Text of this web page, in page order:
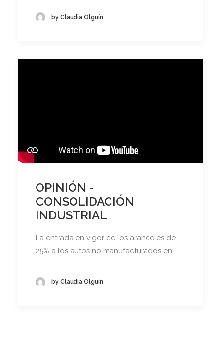
by Claudia Olguín
OPINIÓN -
CONSOLIDACIÓN
INDUSTRIAL
La entrada en vigor de los aranceles de
25% a los autos no manufacturados en…
by Claudia Olguín